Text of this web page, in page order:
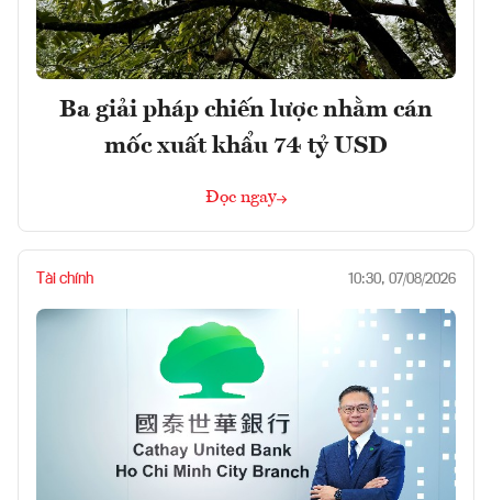
Ba giải pháp chiến lược nhằm cán
mốc xuất khẩu 74 tỷ USD
Đọc ngay
Tài chính 10:30, 07/08/2026